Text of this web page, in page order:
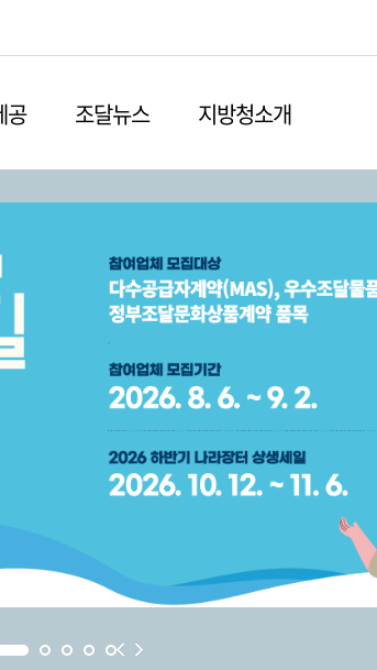
공 조달뉴스 지방청소개